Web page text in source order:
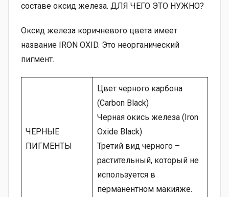
составе оксид железа. ДЛЯ ЧЕГО ЭТО НУЖНО?
Оксид железа коричневого цвета имеет
название IRON OXID. Это неорганический
пигмент.
ЧЕРНЫЕ
ПИГМЕНТЫ
Цвет черного карбона
(Carbon Black)
Черная окись железа (Iron
Oxide Black)
Третий вид черного –
растительный, который не
используется в
перманентном макияже.